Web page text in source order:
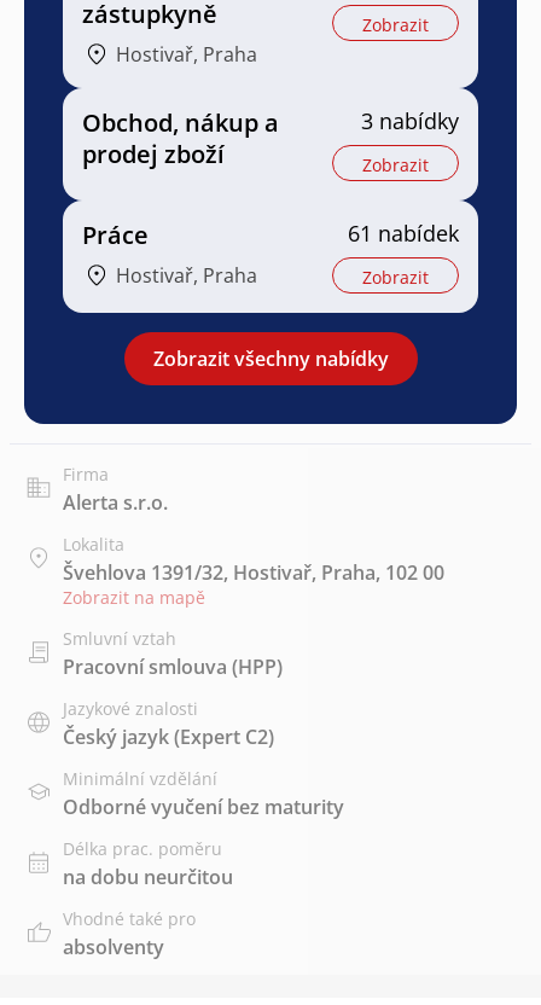
zástupkyně
Hostivař, Praha
Zobrazit
Obchod, nákup a
prodej zboží
3 nabídky
Zobrazit
Práce
Hostivař, Praha
61 nabídek
Zobrazit
Zobrazit všechny nabídky
Firma
Alerta s.r.o.
Lokalita
Švehlova 1391/32, Hostivař, Praha, 102 00
Zobrazit na mapě
Smluvní vztah
Pracovní smlouva (HPP)
Jazykové znalosti
Český jazyk(Expert C2)
Minimální vzdělání
Odborné vyučení bez maturity
Délka prac. poměru
na dobu neurčitou
Vhodné také pro
absolventy